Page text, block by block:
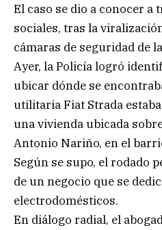
El caso se dio a conocer a
sociales, tras la
cámaras de seguridad de
Ayer, la Policía logró
ubicar dónde se
utilitaria Fiat Strada
una vivienda ubicada
Antonio Nariño, en el
Según se supo, el rodado
de un negocio que se
electrodomésticos.
En diálogo radial, el